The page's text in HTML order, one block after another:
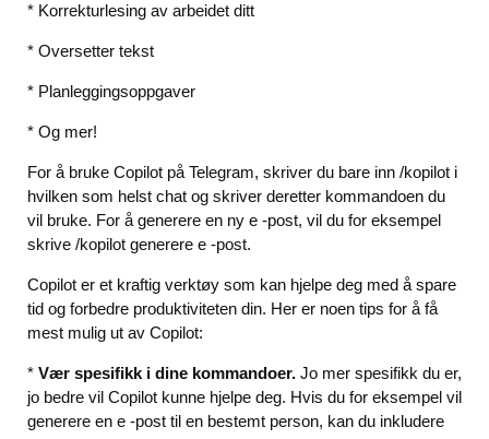
* Korrekturlesing av arbeidet ditt
* Oversetter tekst
* Planleggingsoppgaver
* Og mer!
For å bruke Copilot på Telegram, skriver du bare inn /kopilot i
hvilken som helst chat og skriver deretter kommandoen du
vil bruke. For å generere en ny e -post, vil du for eksempel
skrive /kopilot generere e -post.
Copilot er et kraftig verktøy som kan hjelpe deg med å spare
tid og forbedre produktiviteten din. Her er noen tips for å få
mest mulig ut av Copilot:
* Vær spesifikk i dine kommandoer. Jo mer spesifikk du er,
jo bedre vil Copilot kunne hjelpe deg. Hvis du for eksempel vil
generere en e -post til en bestemt person, kan du inkludere